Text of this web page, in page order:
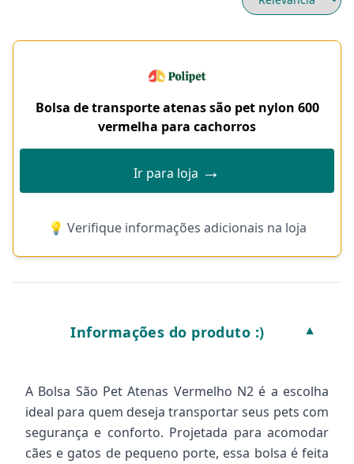
Bolsa de transporte atenas são pet nylon 600
vermelha para cachorros
Ir para loja →
💡 Verifique informações adicionais na loja
Informações do produto :) ▼
A Bolsa São Pet Atenas Vermelho N2 é a escolha
ideal para quem deseja transportar seus pets com
segurança e conforto. Projetada para acomodar
cães e gatos de pequeno porte, essa bolsa é feita